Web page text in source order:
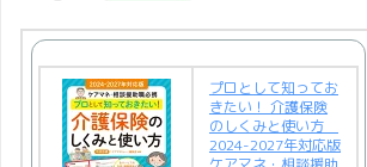
プロとして知ってお
きたい！ 介護保険
のしくみと使い方
2024-2027年対応版